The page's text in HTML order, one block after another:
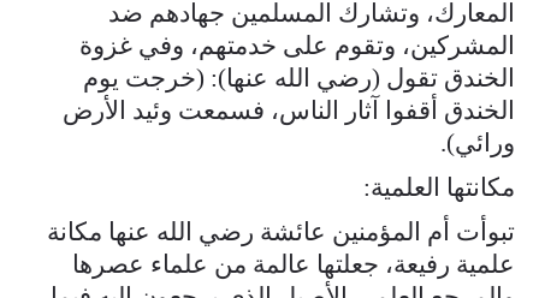
المعارك، وتشارك المسلمين جهادهم ضد
المشركين، وتقوم على خدمتهم، وفي غزوة
الخندق تقول (رضي الله عنها): (خرجت يوم
الخندق أقفوا آثار الناس، فسمعت وئيد الأرض
ورائي).
مكانتها العلمية:
تبوأت أم المؤمنين عائشة رضي الله عنها مكانة
علمية رفيعة، جعلتها عالمة من علماء عصرها